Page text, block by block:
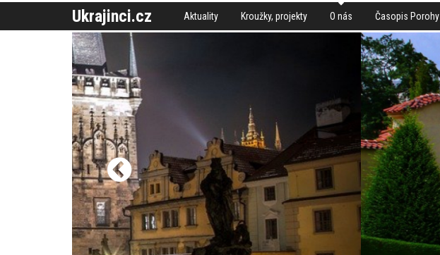
Ukrajinci.cz Aktuality Kroužky, projekty O nás Časopis Porohy